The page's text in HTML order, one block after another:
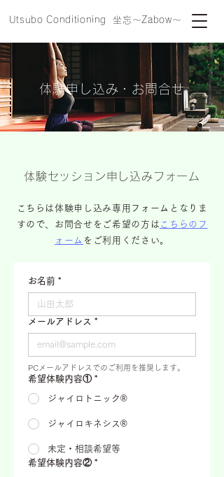
Utsubo Conditioning 坐忘～Zabow～
体験申し込み・​お問合せ
体験セッション申し込みフォーム
こちらは体験申し込み専用フォームとなりま
すので、お問合せをご希望の方は こちらのフ
ォーム をご利用ください。
お名前 *
メールアドレス *
PCメールアドレスでのご利用を推奨します。
希望体験内容① *
ジャイロトニック®
ジャイロキネシス®
未定・相談希望等
希望体験内容② *